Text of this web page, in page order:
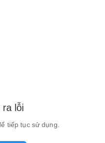
lỗi
tiếp tục sử dụng.